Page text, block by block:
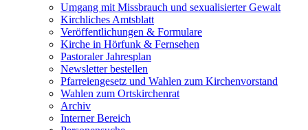
Umgang mit Missbrauch und sexualisierter Gewalt
Kirchliches Amtsblatt
Veröffentlichungen & Formulare
Kirche in Hörfunk & Fernsehen
Pastoraler Jahresplan
Newsletter bestellen
Pfarreiengesetz und Wahlen zum Kirchenvorstand
Wahlen zum Ortskirchenrat
Archiv
Interner Bereich